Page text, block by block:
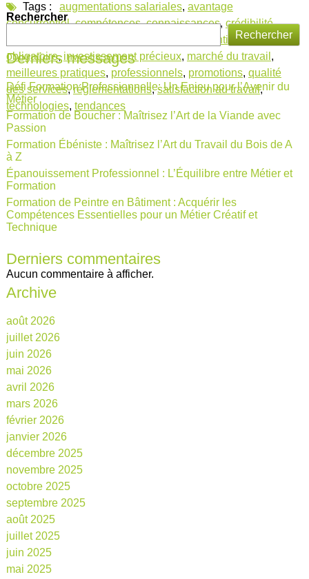
Tags :
augmentations salariales, avantage
concurrentiel,compétences,connaissances, crédibilité,
formation continue
obligatoire,investissement précieux, marché du travail ,
meilleures pratiques, professionnels, promotions, qualité
des services,réglementations,satisfaction au travail,
technologies, tendances
Rechercher
Rechercher
Derniers messages
Défi Formation Professionnelle: Un Enjeu pour l’Avenir du
Métier
Formation de Boucher : Maîtrisez l’Art de la Viande avec
Passion
Formation Ébéniste : Maîtrisez l’Art du Travail du Bois de A
à Z
Épanouissement Professionnel : L’Équilibre entre Métier et
Formation
Formation de Peintre en Bâtiment : Acquérir les
Compétences Essentielles pour un Métier Créatif et
Technique
Derniers commentaires
Aucun commentaire à afficher.
Archive
août 2026
juillet 2026
juin 2026
mai 2026
avril 2026
mars 2026
février 2026
janvier 2026
décembre 2025
novembre 2025
octobre 2025
septembre 2025
août 2025
juillet 2025
juin 2025
mai 2025